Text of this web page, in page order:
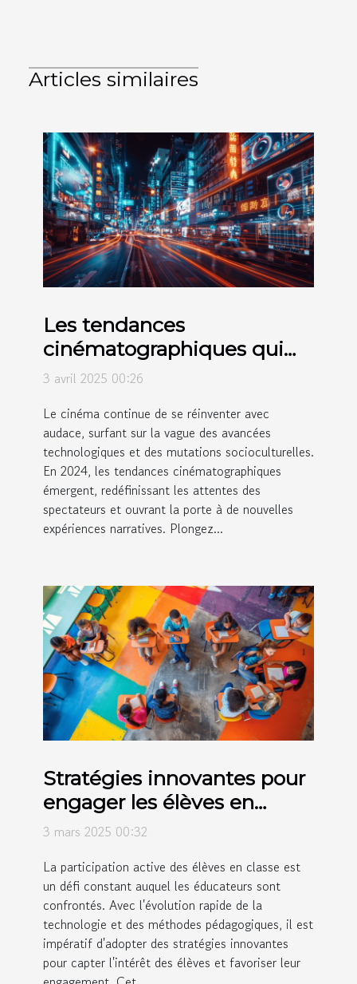
Articles similaires
Les tendances
cinématographiques qui
façonnent 2024
3 avril 2025 00:26
Le cinéma continue de se réinventer avec
audace, surfant sur la vague des avancées
technologiques et des mutations socioculturelles.
En 2024, les tendances cinématographiques
émergent, redéfinissant les attentes des
spectateurs et ouvrant la porte à de nouvelles
expériences narratives. Plongez...
Stratégies innovantes pour
engager les élèves en
classe
3 mars 2025 00:32
La participation active des élèves en classe est
un défi constant auquel les éducateurs sont
confrontés. Avec l'évolution rapide de la
technologie et des méthodes pédagogiques, il est
impératif d'adopter des stratégies innovantes
pour capter l'intérêt des élèves et favoriser leur